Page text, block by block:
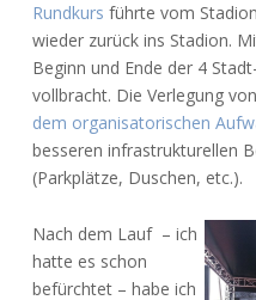
Rundkurs führte vom
wieder zurück ins Stadion.
Beginn und Ende der 4
vollbracht. Die Verlegung
dem organisatorischen
besseren infrastrukturellen
(Parkplätze, Duschen, etc.).
Nach dem Lauf – ich
hatte es schon
befürchtet – habe ich